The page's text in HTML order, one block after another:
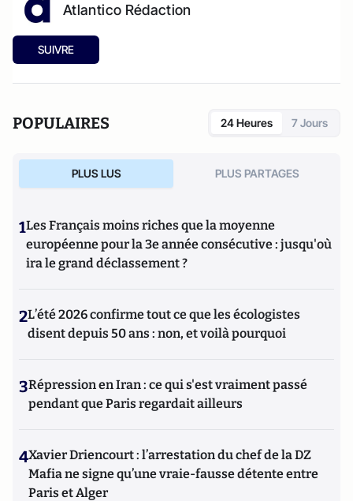
Atlantico Rédaction
SUIVRE
POPULAIRES 24 Heures 7 Jours
PLUS LUS PLUS PARTAGES
1Les Français moins riches que la moyenne
européenne pour la 3e année consécutive : jusqu'où
ira le grand déclassement ?
2L’été 2026 confirme tout ce que les écologistes
disent depuis 50 ans : non, et voilà pourquoi
3Répression en Iran : ce qui s'est vraiment passé
pendant que Paris regardait ailleurs
4Xavier Driencourt : l’arrestation du chef de la DZ
Mafia ne signe qu’une vraie-fausse détente entre
Paris et Alger